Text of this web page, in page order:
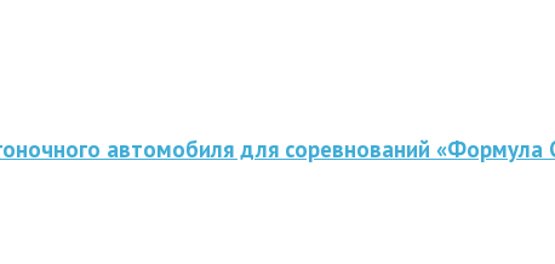
автомобиля для соревнований «Формула